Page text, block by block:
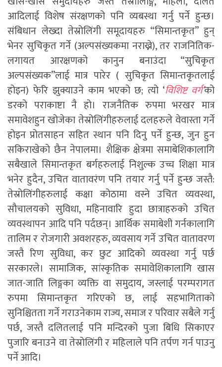
आदिलाई विशेष संरक्षणको पनि व्यबस्था गर्नु पर्ने हुन्छ।
संबिधान लेख्दा तेस्रोलिंगी समूदायहरु “सिमान्तकृत” हुन्
भेनर सुचिकृत गर्ने (अल्पसंख्यकमा नराख्ने), तर राजनितिक-
लगायत आरक्षणको कानुन बनाउंदा “सुचिकृत
अल्पसंख्यक”लाई मात्र पारेर ( सुचिकृत सिमान्तकृतलाई
होइन) फेरि झुक्याउने काम भएको छ; त्यो ‘विशिष्ट वर्ग’को
डरको पराकाष्टा नै हो। राजनैतिक रुपमा भरखर मात्र
समावेशहुन खोजेका तेस्रोलिंगीहरुलाई दलहरुले वेवास्ता गर्ने
होइन प्रोतसाहन सहित स्थान पनि दिनु पर्ने हुन्छ, जुन हुन
सकिराखेको छैन नेपालमा। शैक्षिक क्षेत्रमा समाबेशिकालागि
सबैखाले सिमान्तकृत बर्गहरुलाई निशुल्क उच्च शिक्षा मात्र
भनेर हुदैन, उचित वातावरंण पनि तयार गर्नु पर्ने हुन्छ जस्तै:
तेस्रोलिंगीहरुलाई कक्षा कोठामा वस्ने उचित व्यवस्था,
सौचालयको सुविधा, महिनावारि हुदा छात्राहरुको उचित
व्यवस्थापन आदि पनि पर्दछन्। आर्थिक समाबेशी गर्नकालागि
तालिम र रोजगारी अवशरहरु, व्यवसाय गर्ने उचित वातावरण
जस्तै रिण सुविधा, कर छुट आदिको व्यवस्था गर्नु पर्छ
सरकारले। सामाजिक, सांस्कृतिक समावेशिकालागि खास
जात-जाति लिङ्गका व्यक्ति वा समुदाय, जस्लाई परम्परागत
रुपमा सिमान्तकृत गरिएको छ, लाई सहभागिताको
सुनिश्चितता गर्ने गराउनेकाम राज्य, समाज र परिवार सबैले गर्नु
पर्छ, जस्तै दलितलाई पनि मन्दिरको पुजा बिधि सिकाएर
पुजारि बनाउने वा तेस्रोलिंगी र महिलाले पनि तर्पण गर्न पाउनु
पर्ने आदि।